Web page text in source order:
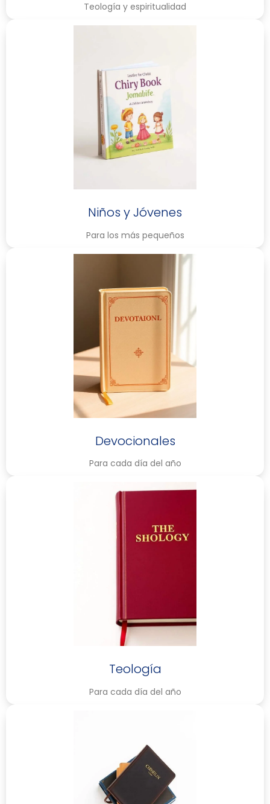
Teología y espiritualidad
Niños y Jóvenes
Para los más pequeños
Devocionales
Para cada día del año
Teología
Para cada día del año